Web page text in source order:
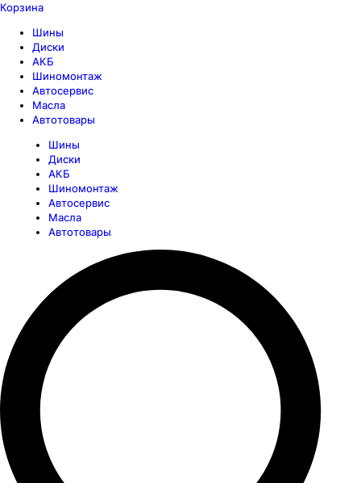
Корзина
Шины
Диски
АКБ
Шиномонтаж
Автосервис
Масла
Автотовары
Шины
Диски
АКБ
Шиномонтаж
Автосервис
Масла
Автотовары